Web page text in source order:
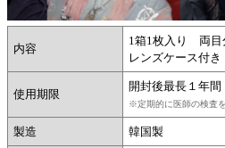
内容
1箱1枚入り 両目
レンズケース付き
使用期限
開封後最長１年間
※定期的に医師の検査
製造 韓国製